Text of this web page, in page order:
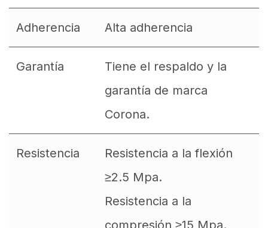
Adherencia Alta adherencia
Garantía
Tiene el respaldo y la
garantía de marca
Corona.
Resistencia
Resistencia a la flexión
≥2.5 Mpa.
Resistencia a la
compresión ≥15 Mpa.